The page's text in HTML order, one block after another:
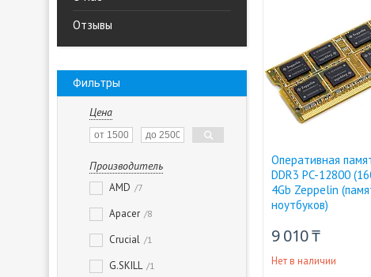
Отзывы
Фильтры
Цена
Производитель
AMD 7
Apacer 8
Crucial 1
G.SKILL 1
Оперативная
DDR3 PC-12800
4Gb Zeppelin
ноутбуков)
9 010 ₸
Нет в наличии